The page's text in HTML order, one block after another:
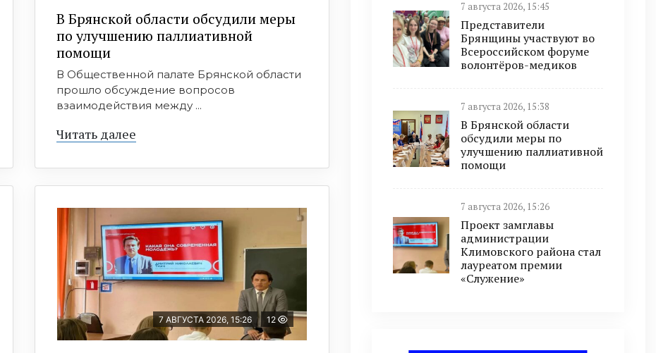
В Брянской области обсудили меры
по улучшению паллиативной
помощи
В Общественной палате Брянской области
прошло обсуждение вопросов
взаимодействия между ...
Читать далее
7 АВГУСТА 2026, 15:26 12
7 августа 2026, 15:45
Представители
Брянщины участвуют во
Всероссийском форуме
волонтёров-медиков
7 августа 2026, 15:38
В Брянской области
обсудили меры по
улучшению паллиативной
помощи
7 августа 2026, 15:26
Проект замглавы
администрации
Климовского района стал
лауреатом премии
«Служение»